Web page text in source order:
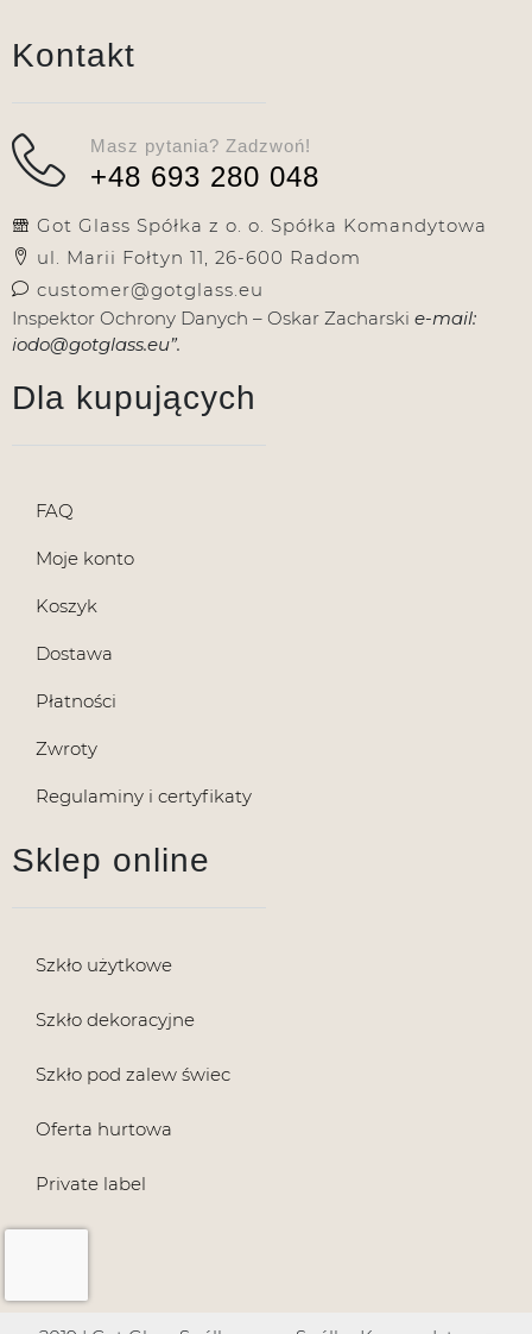
Kontakt
Masz pytania? Zadzwoń!
+48 693 280 048
Got Glass Spółka z o. o. Spółka Komandytowa
ul. Marii Fołtyn 11, 26-600 Radom
customer@gotglass.eu
Inspektor Ochrony Danych – Oskar Zacharski e-mail:
iodo@gotglass.eu”.
Dla kupujących
FAQ
Moje konto
Koszyk
Dostawa
Płatności
Zwroty
Regulaminy i certyfikaty
Sklep online
Szkło użytkowe
Szkło dekoracyjne
Szkło pod zalew świec
Oferta hurtowa
Private label